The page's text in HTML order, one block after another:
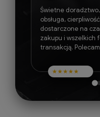
Świetne
obsługa,
dostarczone na
zakupu i wszelkich
transakcją. Polecam
★★★★★